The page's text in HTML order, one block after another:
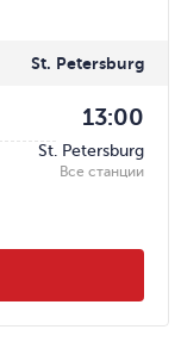
St. Petersburg
13:00
St. Petersburg
Все станции